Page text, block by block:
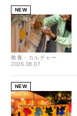
NEW
教養・カルチャー
2026.08.07
NEW